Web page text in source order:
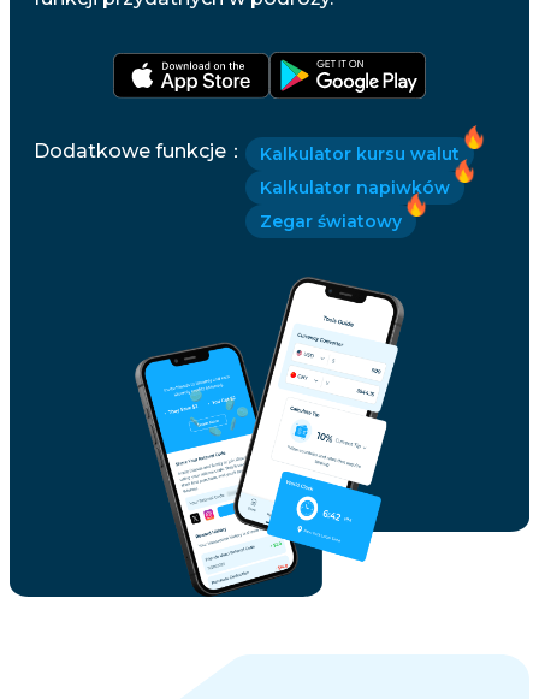
Dodatkowe funkcje ：
Kalkulator kursu walut
Kalkulator napiwków
Zegar światowy